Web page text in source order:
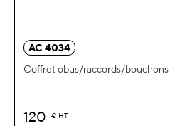
AC 4034
Coffret obus/raccords/
120 € HT